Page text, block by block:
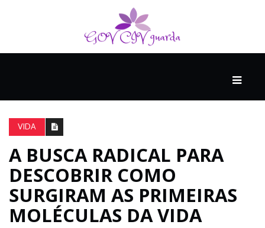
DO
THINK
COMPANHEIRO
VIDA
A BUSCA RADICAL PARA
DESCOBRIR COMO
SURGIRAM AS PRIMEIRAS
MOLÉCULAS DA VIDA